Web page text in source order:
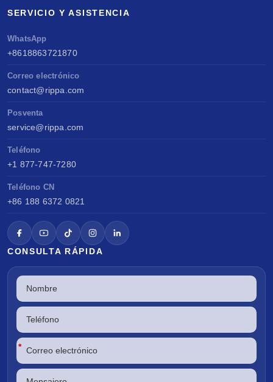
SERVICIO Y ASISTENCIA
WhatsApp
+8618863721870
Correo electrónico
contact@rippa.com
Posventa
service@rippa.com
Teléfono
+1 877-747-7280
Teléfono CN
+86 188 6372 0821
CONSULTA RÁPIDA
*